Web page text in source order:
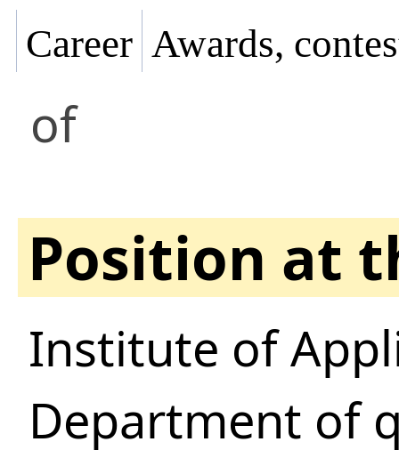
Career Awards,
of
Position at
Institute of
Department of